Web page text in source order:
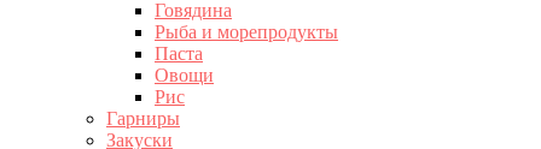
Говядина
Рыба и морепродукты
Паста
Овощи
Рис
Гарниры
Закуски